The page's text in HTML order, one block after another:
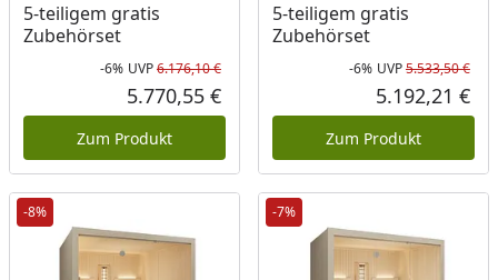
5-teiligem gratis
Zubehörset
Rabatt in Prozent
-6%
Ursprünglicher Preis
UVP6.176,10 €
Aktueller Preis
5.770,55 €
Zum Produkt
5-teiligem gratis
Zubehörset
-6% UVP5.533,50 €
5.192,21 €
Zum Produkt
-8% -7%